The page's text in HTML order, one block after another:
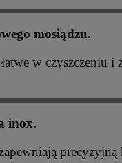
mosiądzu.
w czyszczeniu i
inox.